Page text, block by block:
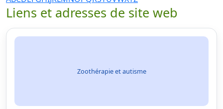
Liens et adresses de site web
Zoothérapie et autisme